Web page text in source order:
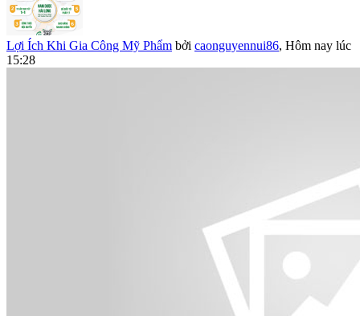
Lợi Ích Khi Gia Công Mỹ Phẩm bởi caonguyennui86, Hôm nay lúc
15:28